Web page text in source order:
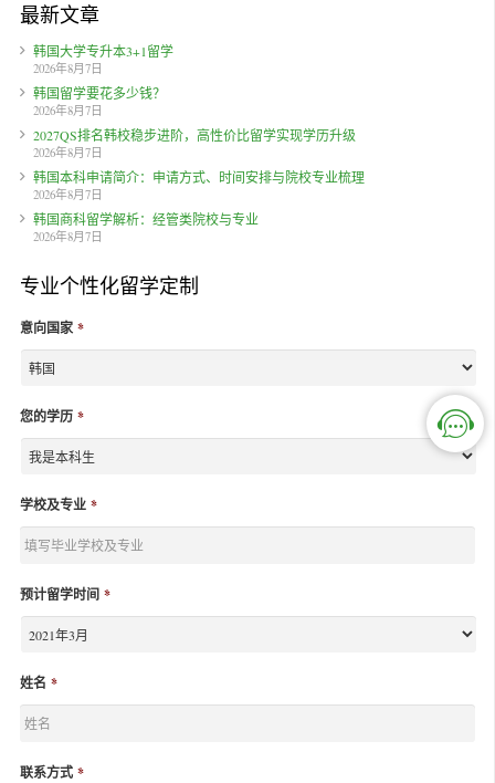
最新文章
韩国大学专升本3+1留学
2026年8月7日
韩国留学要花多少钱？
2026年8月7日
2027QS排名韩校稳步进阶，高性价比留学实现学历升级
2026年8月7日
韩国本科申请简介：申请方式、时间安排与院校专业梳理
2026年8月7日
韩国商科留学解析：经管类院校与专业
2026年8月7日
专业个性化留学定制
意向国家 *
您的学历 *
学校及专业 *
预计留学时间 *
姓名 *
联系方式 *